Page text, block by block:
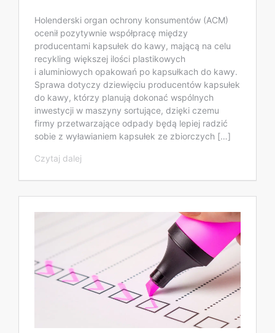
Holenderski organ ochrony konsumentów (ACM)
ocenił pozytywnie współpracę między
producentami kapsułek do kawy, mającą na celu
recykling większej ilości plastikowych
i aluminiowych opakowań po kapsułkach do kawy.
Sprawa dotyczy dziewięciu producentów kapsułek
do kawy, którzy planują dokonać wspólnych
inwestycji w maszyny sortujące, dzięki czemu
firmy przetwarzające odpady będą lepiej radzić
sobie z wyławianiem kapsułek ze zbiorczych […]
Czytaj dalej